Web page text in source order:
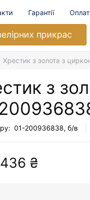
Гарантії
прикрас
Хрестик з золота з
з
01-200936838, б/в
₴